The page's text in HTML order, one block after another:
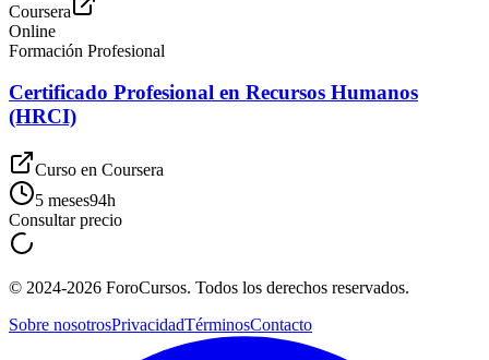
Coursera
Online
Formación Profesional
Certificado Profesional en Recursos Humanos
(HRCI)
Curso en Coursera
5 meses94h
Consultar precio
© 2024-2026 ForoCursos. Todos los derechos reservados.
Sobre nosotrosPrivacidadTérminosContacto